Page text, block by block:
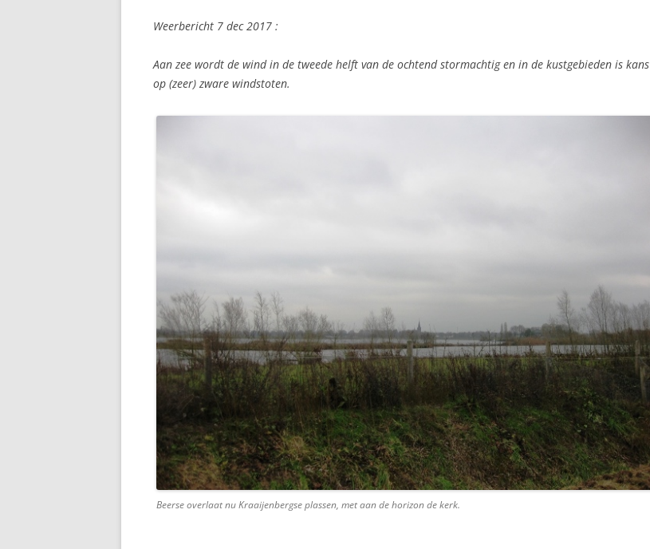
Weerbericht 7 dec 2017 :
Aan zee wordt de wind in de tweede helft van de ochtend stormachtig en in de kustgebieden is kans
op (zeer) zware windstoten.
Beerse overlaat nu Kraaijenbergse plassen, met aan de horizon de kerk.